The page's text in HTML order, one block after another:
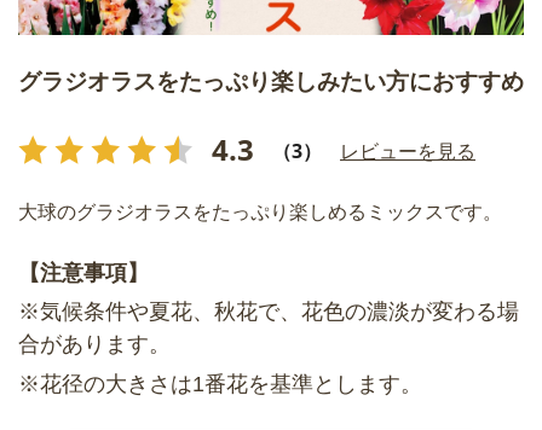
グラジオラスをたっぷり楽しみたい方におすすめ
4.3 （3） レビューを見る
大球のグラジオラスをたっぷり楽しめるミックスです。
【注意事項】
※気候条件や夏花、秋花で、花色の濃淡が変わる場
合があります。
※花径の大きさは1番花を基準とします。